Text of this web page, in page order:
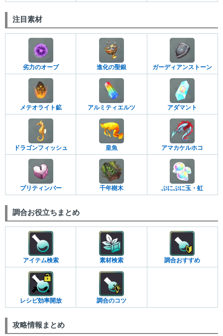
注目素材
劣力のオーブ 進化の聖銀 ガーディアンストーン
メテオライト鉱 アルミティエルツ アダマント
ドラゴンフィッシュ 皇魚 アマカケルホコ
プリティンバー 千年樹木 ぷにぷに玉・虹
調合お役立ちまとめ
アイテム検索 素材検索 調合おすすめ
レシピ効率開放 調合のコツ
攻略情報まとめ